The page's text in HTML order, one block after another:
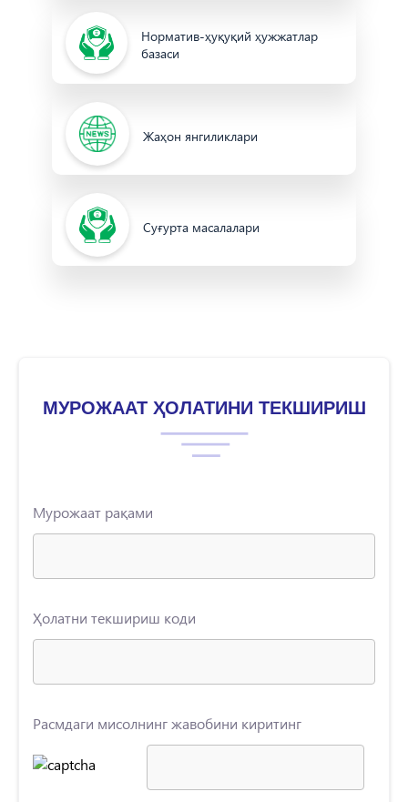
Норматив-ҳуқуқий ҳужжатлар
базаси
Жаҳон янгиликлари
Cуғурта масалалари
МУРОЖААТ ҲОЛАТИНИ ТЕКШИРИШ
Мурожаат рақами
Ҳолатни текшириш коди
Расмдаги мисолнинг жавобини киритинг